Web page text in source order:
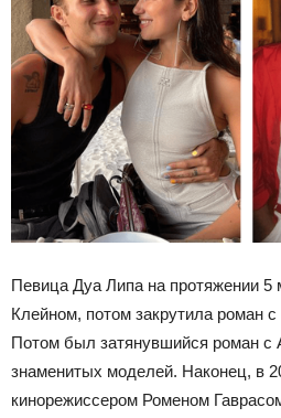
Певица Дуа Липа на протяжении
Клейном, потом закрутила роман
Потом был затянувшийся роман с
знаменитых моделей. Наконец, в
кинорежиссером Роменом